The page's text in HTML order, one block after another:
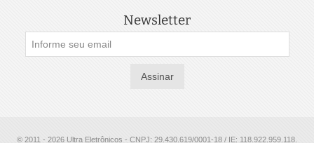
Newsletter
Assinar
© 2011 - 2026 Ultra Eletrônicos - CNPJ: 29.430.619/0001-18 / IE: 118.922.959.118.